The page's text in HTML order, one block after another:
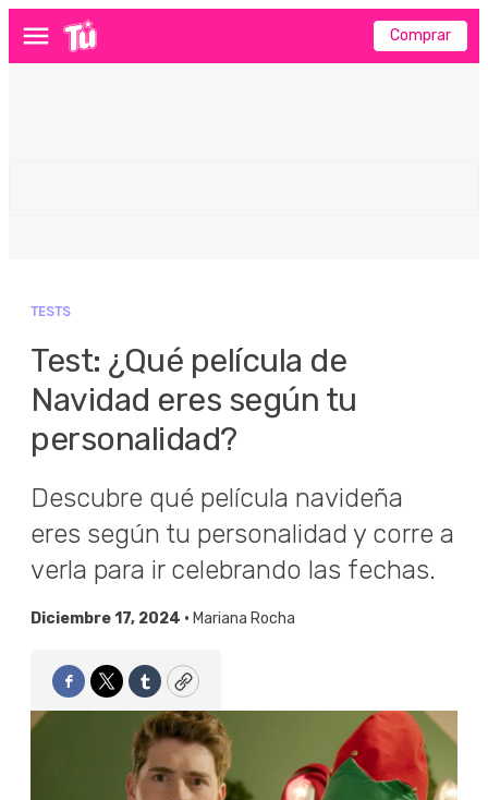
Menú Comprar
TESTS
Test: ¿Qué película de
Navidad eres según tu
personalidad?
Descubre qué película navideña
eres según tu personalidad y corre a
verla para ir celebrando las fechas.
Diciembre 17, 2024 • Mariana Rocha
Facebook
TwitterTumblrCopy